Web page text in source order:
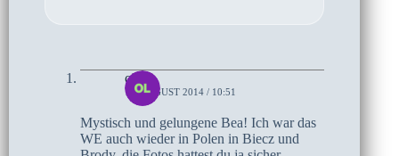
olaf
18. AUGUST 2014 / 10:51
Mystisch und gelungene Bea! Ich war das
WE auch wieder in Polen in Biecz und